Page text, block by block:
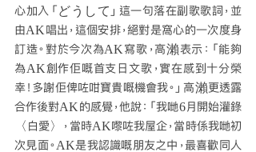
心加入「どうして」這一句落在副歌歌詞，並
由AK唱出，這個安排，絕對是窩心的一次度身
訂造。對於今次為AK寫歌，高瀨表示：「能夠
為AK創作佢嘅首支日文歌，實在感到十分榮
幸！多謝佢俾咗咁寶貴嘅機會我。」高瀨更透露
合作後對AK的感覺，他說：「我哋6月開始灌錄
〈白愛〉，當時AK嚟咗我屋企，當時係我哋初
次見面。AK是我認識嘅朋友之中，最喜歡同人